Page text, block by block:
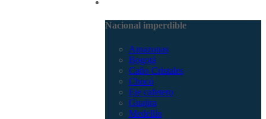
Nacional imperdible
Amazonas
Bogotá
Caño Cristales
Chocó
Eje cafetero
Guajira
Medellín